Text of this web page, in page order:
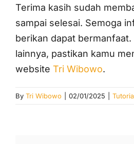
Terima kasih sudah
sampai selesai. Semoga
berikan dapat
lainnya, pastikan kamu
website Tri Wibowo.
By Tri Wibowo 02/01/2025